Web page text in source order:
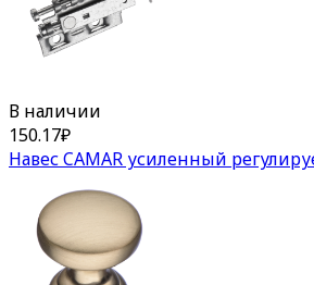
В наличии
150.17₽
Навес CAMAR усиленный